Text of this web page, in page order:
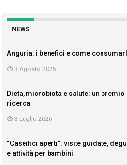
NEWS
Anguria: i benefici e come
3 Agosto 2026
Dieta, microbiota e salute: un premio
ricerca
3 Luglio 2026
“Caseifici aperti”: visite guidate,
e attività per bambini